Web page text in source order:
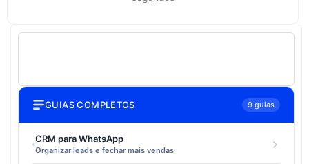
GUIAS COMPLETOS 9 guias
CRM para WhatsApp
Organizar leads e fechar mais vendas